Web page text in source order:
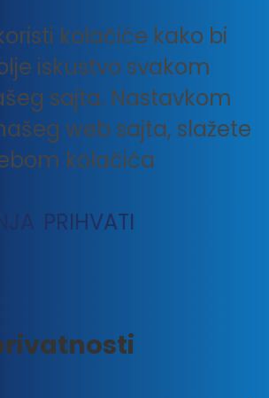
kolačiće kako bi
iskustvo svakom
sajta. Nastavkom
web sajta, slažete
kolačića
PRIHVATI